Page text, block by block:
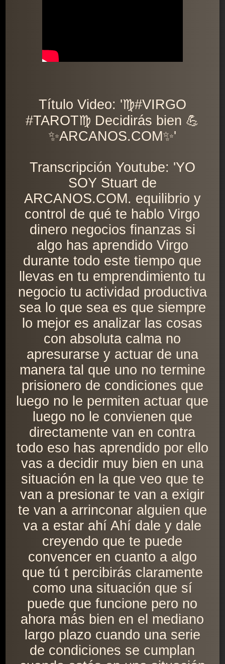
Título Video: '♍️#VIRGO
#TAROT♍️ Decidirás bien 💪
✨ARCANOS.COM✨'
Transcripción Youtube: 'YO
SOY Stuart de
ARCANOS.COM. equilibrio y
control de qué te hablo Virgo
dinero negocios finanzas si
algo has aprendido Virgo
durante todo este tiempo que
llevas en tu emprendimiento tu
negocio tu actividad productiva
sea lo que sea es que siempre
lo mejor es analizar las cosas
con absoluta calma no
apresurarse y actuar de una
manera tal que uno no termine
prisionero de condiciones que
luego no le permiten actuar que
luego no le convienen que
directamente van en contra
todo eso has aprendido por ello
vas a decidir muy bien en una
situación en la que veo que te
van a presionar te van a exigir
te van a arrinconar alguien que
va a estar ahí Ahí dale y dale
creyendo que te puede
convencer en cuanto a algo
que tú t percibirás claramente
como una situación que sí
puede que funcione pero no
ahora más bien en el mediano
largo plazo cuando una serie
de condiciones se cumplan